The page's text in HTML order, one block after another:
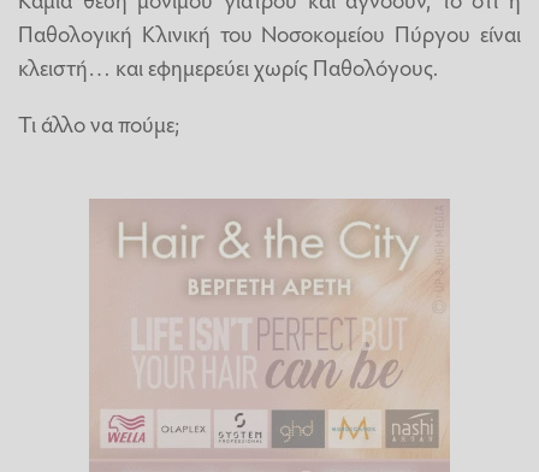
Παθολογική Κλινική του Νοσοκομείου Πύργου είναι
κλειστή… και εφημερεύει χωρίς Παθολόγους.
Τι άλλο να πούμε;